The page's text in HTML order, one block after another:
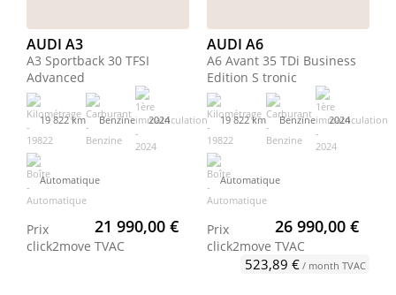
AUDI A3
A3 Sportback 30 TFSI
Advanced
19 822 km Benzine 2024
Automatique
Prix
click2move
21 990,00 €
TVAC
AUDI A6
A6 Avant 35 TDi Business
Edition S tronic
19 822 km Benzine 2024
Automatique
Prix
click2move
26 990,00 €
TVAC
523,89 €/ month TVAC